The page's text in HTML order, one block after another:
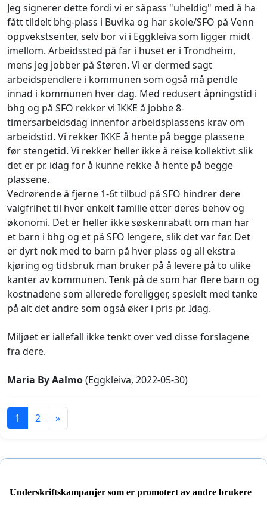
Jeg signerer dette fordi vi er såpass "uheldig" med å ha
fått tildelt bhg-plass i Buvika og har skole/SFO på Venn
oppvekstsenter, selv bor vi i Eggkleiva som ligger midt
imellom. Arbeidssted på far i huset er i Trondheim,
mens jeg jobber på Støren. Vi er dermed sagt
arbeidspendlere i kommunen som også må pendle
innad i kommunen hver dag. Med redusert åpningstid i
bhg og på SFO rekker vi IKKE å jobbe 8-
timersarbeidsdag innenfor arbeidsplassens krav om
arbeidstid. Vi rekker IKKE å hente på begge plassene
før stengetid. Vi rekker heller ikke å reise kollektivt slik
det er pr. idag for å kunne rekke å hente på begge
plassene.
Vedrørende å fjerne 1-6t tilbud på SFO hindrer dere
valgfrihet til hver enkelt familie etter deres behov og
økonomi. Det er heller ikke søskenrabatt om man har
et barn i bhg og et på SFO lengere, slik det var før. Det
er dyrt nok med to barn på hver plass og all ekstra
kjøring og tidsbruk man bruker på å levere på to ulike
kanter av kommunen. Tenk på de som har flere barn og
kostnadene som allerede foreligger, spesielt med tanke
på alt det andre som også øker i pris pr. Idag.
Miljøet er iallefall ikke tenkt over ved disse forslagene
fra dere.
Maria By Aalmo(Eggkleiva, 2022-05-30)
1 2 »
Underskriftskampanjer som er promotert av andre brukere